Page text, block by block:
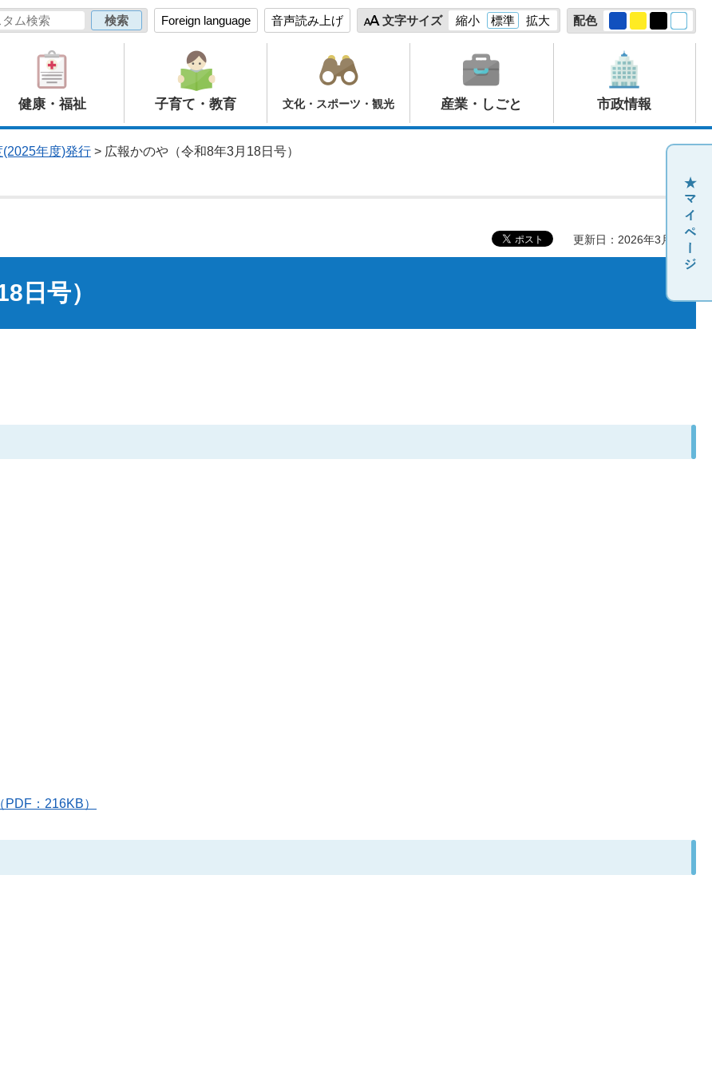
Foreign language 音声読み上げ 文字サイズ 縮小 標準 拡大 配色
健康・福祉 子育て・教育 文化・スポーツ・観光 産業・しごと 市政情報
年度)発行> 広報かのや（令和8年3月18日号）
更新日：2026年3月18日
日号）
PDF：216KB）